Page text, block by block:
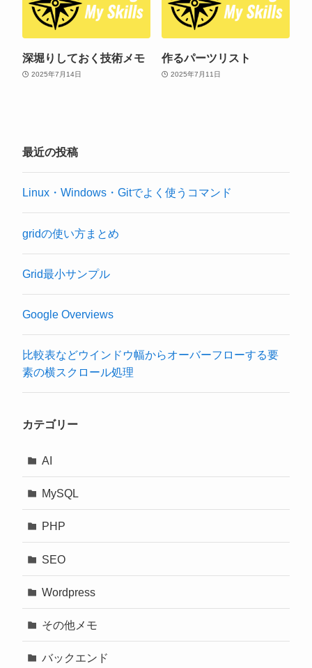
深堀りしておく技術メモ
2025年7月14日
作るパーツリスト
2025年7月11日
最近の投稿
Linux・Windows・Gitでよく使うコマンド
gridの使い方まとめ
Grid最小サンプル
Google Overviews
比較表などウインドウ幅からオーバーフローする要
素の横スクロール処理
カテゴリー
AI
MySQL
PHP
SEO
Wordpress
その他メモ
バックエンド